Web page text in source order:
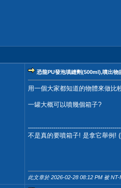
恐龍PU發泡填縫劑(500ml),噴出物
用一個大家都知道的物體來做
一罐大概可以噴幾個箱子?
不是真的要噴箱子! 是拿它舉例!
此文章於 2026-02-28 08:12 PM 被 NT-